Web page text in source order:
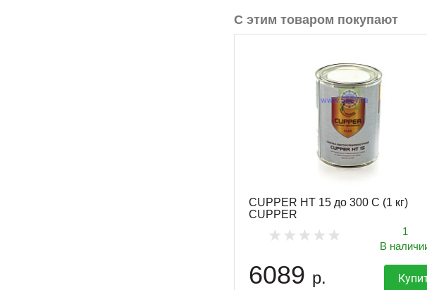
С этим товаром покупают
CUPPER HT 15 до 300 С (1 кг)
CUPPER
1
В
6089 р.